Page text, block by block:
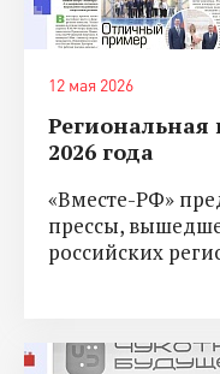
12 мая 2026
Региональная
2026 года
«Вместе-РФ»
прессы,
российских